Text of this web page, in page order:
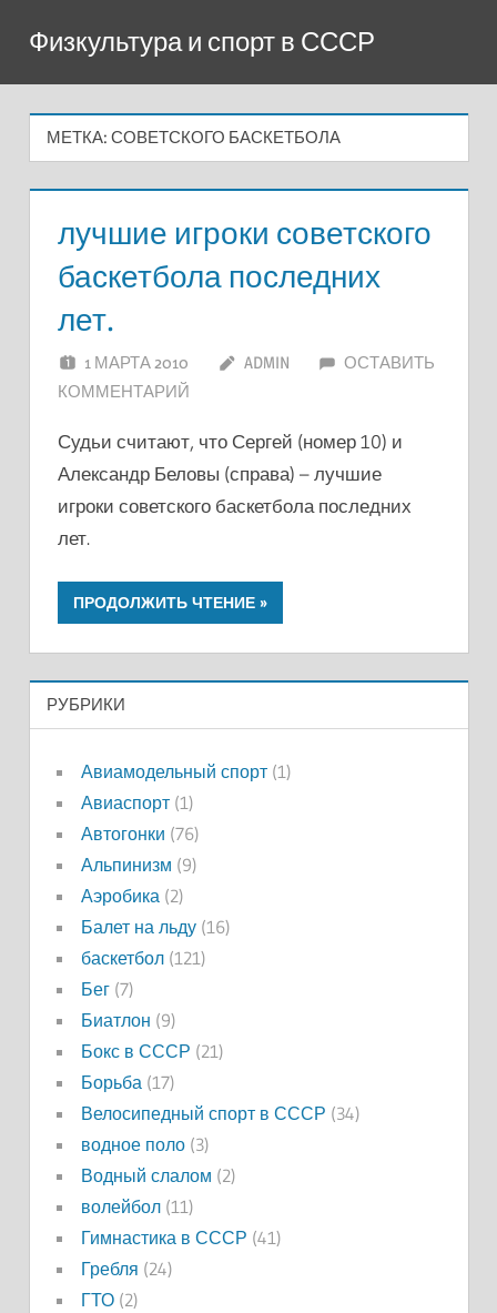
содержимому
Физкультура и спорт в СССР
МЕТКА: СОВЕТСКОГО БАСКЕТБОЛА
лучшие игроки советского
баскетбола последних
лет.
1 МАРТА 2010 ADMIN
ОСТАВИТЬ
КОММЕНТАРИЙ
Судьи считают, что Сергей (номер 10) и
Александр Беловы (справа) – лучшие
игроки советского баскетбола последних
лет.
ПРОДОЛЖИТЬ ЧТЕНИЕ
РУБРИКИ
Авиамодельный спорт(1)
Авиаспорт(1)
Автогонки (76)
Альпинизм (9)
Аэробика(2)
Балет на льду(16)
баскетбол(121)
Бег(7)
Биатлон (9)
Бокс в СССР (21)
Борьба(17)
Велосипедный спорт в СССР (34)
водное поло(3)
Водный слалом (2)
волейбол(11)
Гимнастика в СССР (41)
Гребля (24)
ГТО(2)